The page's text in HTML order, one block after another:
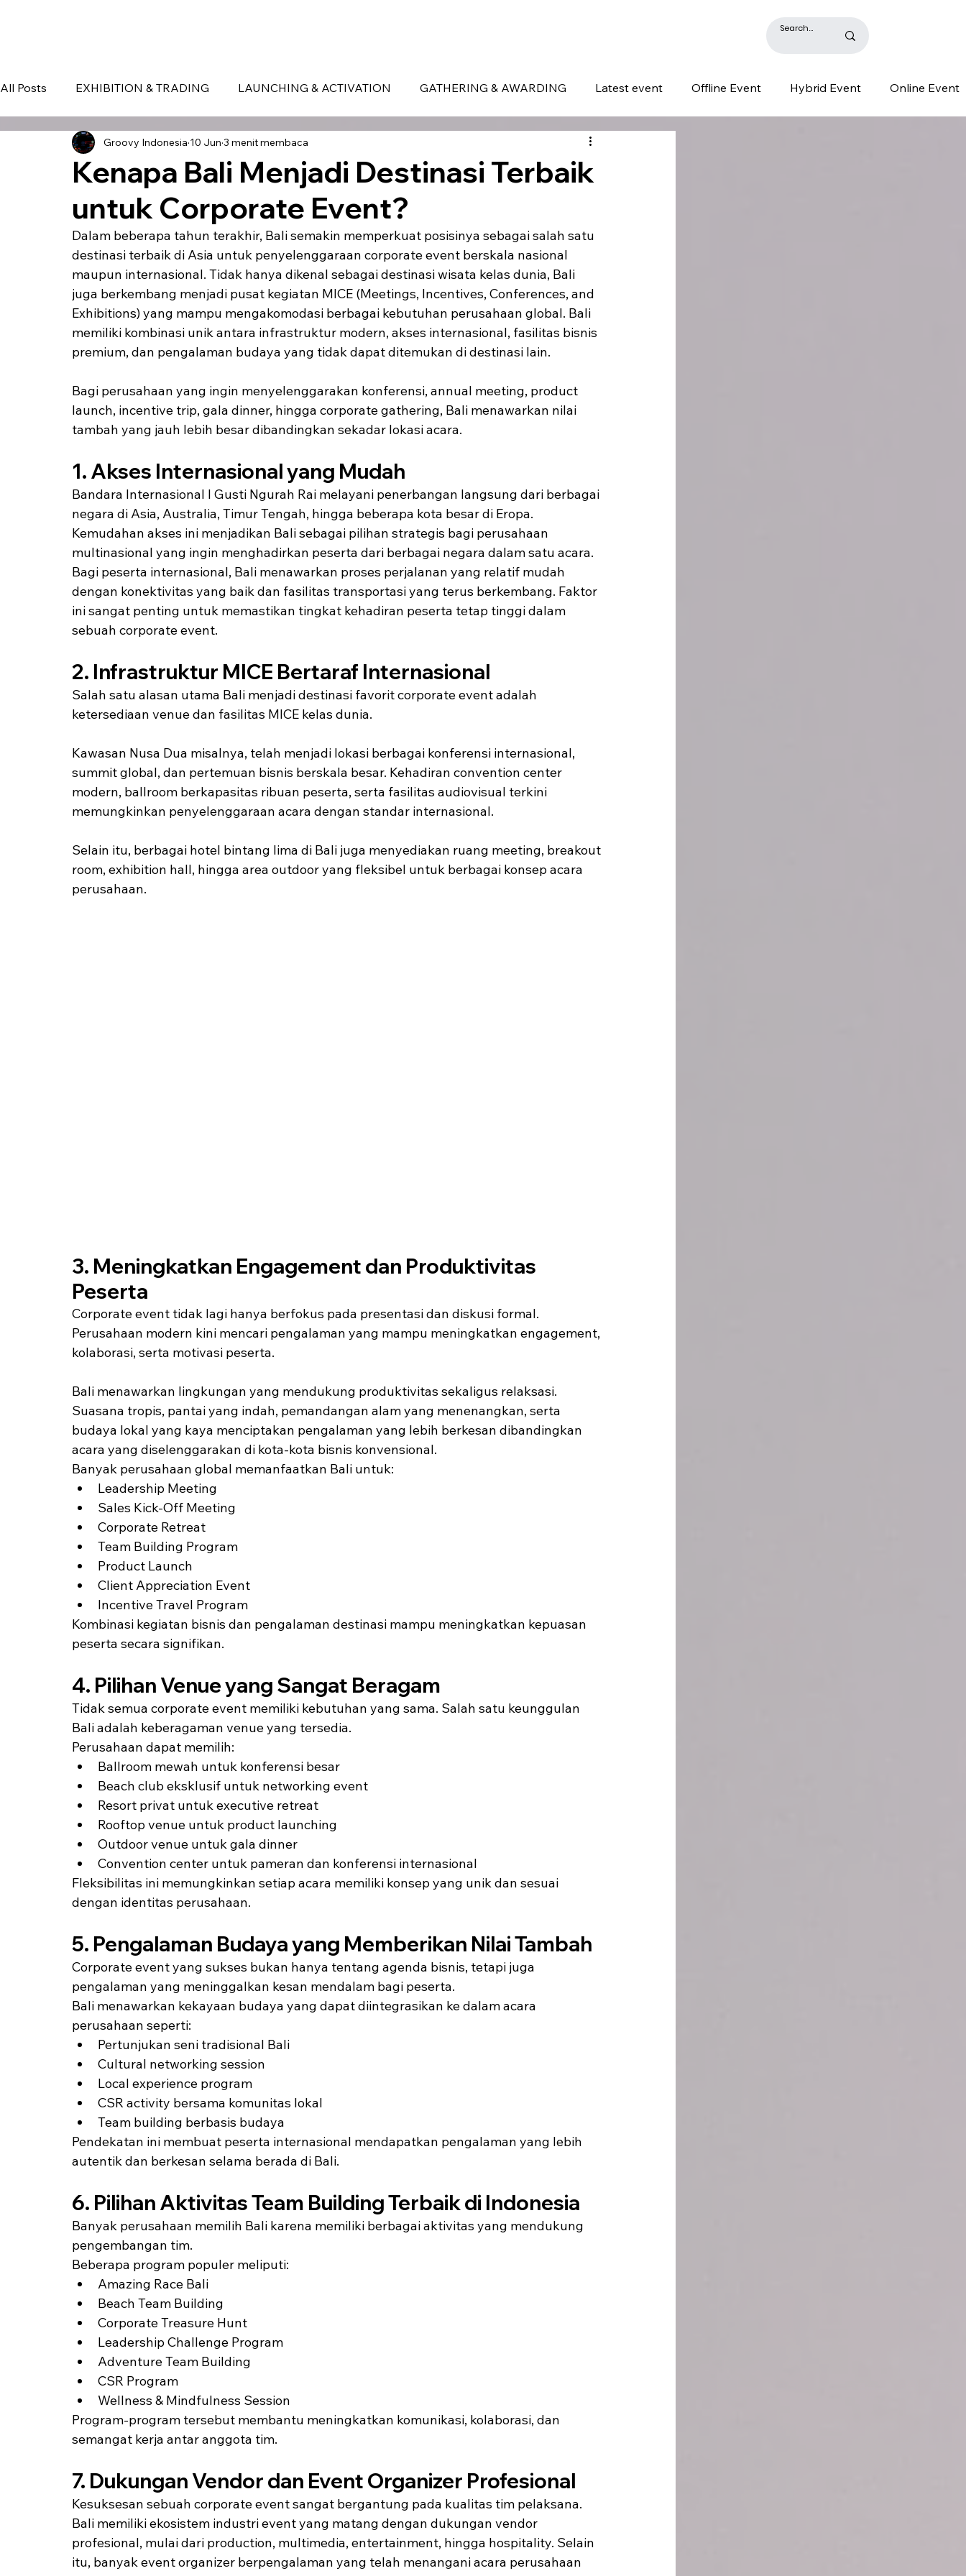
All Posts EXHIBITION & TRADING LAUNCHING & ACTIVATION GATHERING & AWARDING Latest event Offline Event Hybrid Event Online Event
Seminar & Conference BALI bali
Kenapa Bali Menjadi Destinasi Terbaik
untuk Corporate Event?
Groovy Indonesia 10 Jun 3 menit membaca
Dalam beberapa tahun terakhir, Bali semakin memperkuat posisinya sebagai salah satu
destinasi terbaik di Asia untuk penyelenggaraan corporate event berskala nasional
maupun internasional. Tidak hanya dikenal sebagai destinasi wisata kelas dunia, Bali
juga berkembang menjadi pusat kegiatan MICE (Meetings, Incentives, Conferences, and
Exhibitions) yang mampu mengakomodasi berbagai kebutuhan perusahaan global. Bali
memiliki kombinasi unik antara infrastruktur modern, akses internasional, fasilitas bisnis
premium, dan pengalaman budaya yang tidak dapat ditemukan di destinasi lain.
Bagi perusahaan yang ingin menyelenggarakan konferensi, annual meeting, product
launch, incentive trip, gala dinner, hingga corporate gathering, Bali menawarkan nilai
tambah yang jauh lebih besar dibandingkan sekadar lokasi acara.
1. Akses Internasional yang Mudah
Bandara Internasional I Gusti Ngurah Rai melayani penerbangan langsung dari berbagai
negara di Asia, Australia, Timur Tengah, hingga beberapa kota besar di Eropa.
Kemudahan akses ini menjadikan Bali sebagai pilihan strategis bagi perusahaan
multinasional yang ingin menghadirkan peserta dari berbagai negara dalam satu acara.
Bagi peserta internasional, Bali menawarkan proses perjalanan yang relatif mudah
dengan konektivitas yang baik dan fasilitas transportasi yang terus berkembang. Faktor
ini sangat penting untuk memastikan tingkat kehadiran peserta tetap tinggi dalam
sebuah corporate event.
2. Infrastruktur MICE Bertaraf Internasional
Salah satu alasan utama Bali menjadi destinasi favorit corporate event adalah
ketersediaan venue dan fasilitas MICE kelas dunia.
Kawasan Nusa Dua misalnya, telah menjadi lokasi berbagai konferensi internasional,
summit global, dan pertemuan bisnis berskala besar. Kehadiran convention center
modern, ballroom berkapasitas ribuan peserta, serta fasilitas audiovisual terkini
memungkinkan penyelenggaraan acara dengan standar internasional.
Selain itu, berbagai hotel bintang lima di Bali juga menyediakan ruang meeting, breakout
room, exhibition hall, hingga area outdoor yang fleksibel untuk berbagai konsep acara
perusahaan.
3. Meningkatkan Engagement dan Produktivitas
Peserta
Corporate event tidak lagi hanya berfokus pada presentasi dan diskusi formal.
Perusahaan modern kini mencari pengalaman yang mampu meningkatkan engagement,
kolaborasi, serta motivasi peserta.
Bali menawarkan lingkungan yang mendukung produktivitas sekaligus relaksasi.
Suasana tropis, pantai yang indah, pemandangan alam yang menenangkan, serta
budaya lokal yang kaya menciptakan pengalaman yang lebih berkesan dibandingkan
acara yang diselenggarakan di kota-kota bisnis konvensional.
Banyak perusahaan global memanfaatkan Bali untuk:
Leadership Meeting
Sales Kick-Off Meeting
Corporate Retreat
Team Building Program
Product Launch
Client Appreciation Event
Incentive Travel Program
Kombinasi kegiatan bisnis dan pengalaman destinasi mampu meningkatkan kepuasan
peserta secara signifikan.
4. Pilihan Venue yang Sangat Beragam
Tidak semua corporate event memiliki kebutuhan yang sama. Salah satu keunggulan
Bali adalah keberagaman venue yang tersedia.
Perusahaan dapat memilih:
Ballroom mewah untuk konferensi besar
Beach club eksklusif untuk networking event
Resort privat untuk executive retreat
Rooftop venue untuk product launching
Outdoor venue untuk gala dinner
Convention center untuk pameran dan konferensi internasional
Fleksibilitas ini memungkinkan setiap acara memiliki konsep yang unik dan sesuai
dengan identitas perusahaan.
5. Pengalaman Budaya yang Memberikan Nilai Tambah
Corporate event yang sukses bukan hanya tentang agenda bisnis, tetapi juga
pengalaman yang meninggalkan kesan mendalam bagi peserta.
Bali menawarkan kekayaan budaya yang dapat diintegrasikan ke dalam acara
perusahaan seperti:
Pertunjukan seni tradisional Bali
Cultural networking session
Local experience program
CSR activity bersama komunitas lokal
Team building berbasis budaya
Pendekatan ini membuat peserta internasional mendapatkan pengalaman yang lebih
autentik dan berkesan selama berada di Bali.
6. Pilihan Aktivitas Team Building Terbaik di Indonesia
Banyak perusahaan memilih Bali karena memiliki berbagai aktivitas yang mendukung
pengembangan tim.
Beberapa program populer meliputi:
Amazing Race Bali
Beach Team Building
Corporate Treasure Hunt
Leadership Challenge Program
Adventure Team Building
CSR Program
Wellness & Mindfulness Session
Program-program tersebut membantu meningkatkan komunikasi, kolaborasi, dan
semangat kerja antar anggota tim.
7. Dukungan Vendor dan Event Organizer Profesional
Kesuksesan sebuah corporate event sangat bergantung pada kualitas tim pelaksana.
Bali memiliki ekosistem industri event yang matang dengan dukungan vendor
profesional, mulai dari production, multimedia, entertainment, hingga hospitality. Selain
itu, banyak event organizer berpengalaman yang telah menangani acara perusahaan